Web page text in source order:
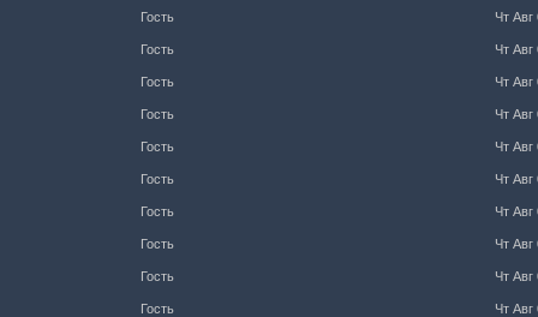
Гость Чт Авг
Гость Чт Авг
Гость Чт Авг
Гость Чт Авг
Гость Чт Авг
Гость Чт Авг
Гость Чт Авг
Гость Чт Авг
Гость Чт Авг
Гость Чт Авг